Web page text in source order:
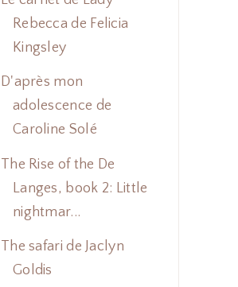
Rebecca de Felicia
Kingsley
D'après mon
adolescence de
Caroline Solé
The Rise of the De
Langes, book 2: Little
nightmar...
The safari de Jaclyn
Goldis